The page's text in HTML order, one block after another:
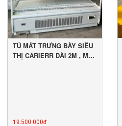
TỦ MÁT TRƯNG BÀY SIÊU
THỊ CARIERR DÀI 2M , MỚI
19.500.000đ